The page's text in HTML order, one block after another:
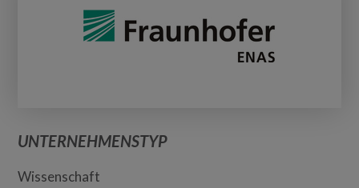
UNTERNEHMENSTYP
Wissenschaft